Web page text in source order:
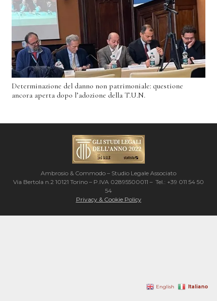
Determinazione del danno non patrimoniale: questione
ancora aperta dopo l’adozione della T.U.N.
Ambrosio & Commodo – Studio Legale Associato
Via Bertola n.2 10121 Torino – P.IVA 02895500011 – Tel.: +39 011 54 50
54
Privacy & Cookie Policy
English Italiano